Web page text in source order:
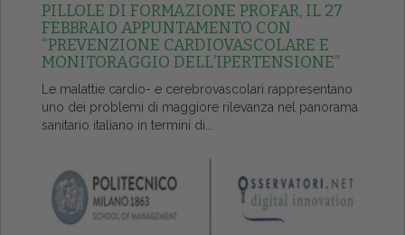
PILLOLE DI FORMAZIONE PROFAR, IL 27
FEBBRAIO APPUNTAMENTO CON
“PREVENZIONE CARDIOVASCOLARE E
MONITORAGGIO DELL’IPERTENSIONE”
Le malattie cardio- e cerebrovascolari rappresentano
uno dei problemi di maggiore rilevanza nel panorama
sanitario italiano in termini di...